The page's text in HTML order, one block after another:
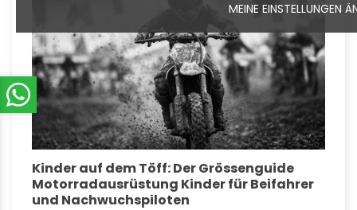
MEINE EINSTELLUNGEN
Kinder auf dem Töff: Der Grössenguide
Motorradausrüstung Kinder für Beifahrer
und Nachwuchspiloten